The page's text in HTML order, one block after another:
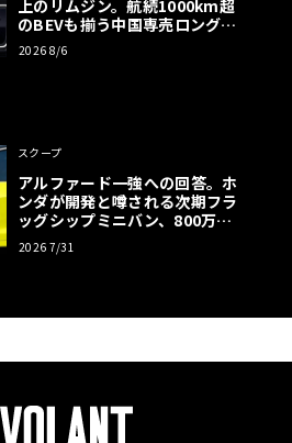
上のリムジン。航続1000km超
のBEVも揃う中国専売ロング仕
様の全貌
2026 8/6
スクープ
アルファード一強への回答。ホ
ンダが開発と噂される次期フラ
ッグシップミニバン、800万円
超の勝算【予想CG】
2026 7/31